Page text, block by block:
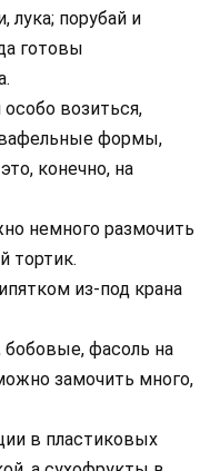
лука; порубай и
готовы
особо возиться,
формы,
конечно, на
немного размочить
тортик.
из-под крана
бобовые, фасоль на
замочить много,
в пластиковых